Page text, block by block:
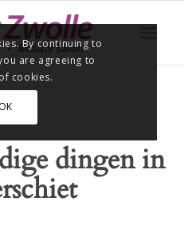
dingen in
By continuing to
are agreeing to
cookies.
OK